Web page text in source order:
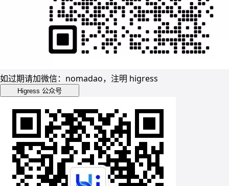
如过期请加微信：nomadao，注明 higress
Higress 公众号